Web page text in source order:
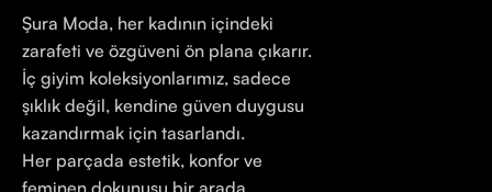
Şura Moda, her kadının içindeki
zarafeti ve özgüveni ön plana çıkarır.
İç giyim koleksiyonlarımız, sadece
şıklık değil, kendine güven duygusu
kazandırmak için tasarlandı.
Her parçada estetik, konfor ve
feminen dokunuşu bir arada